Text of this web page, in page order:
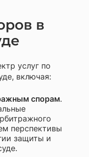
в
услуг по
включая:
спорам.
перспективы
защиты и